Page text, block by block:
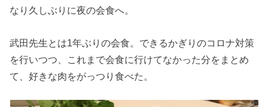
なり久しぶりに夜の会食へ。
武田先生とは1年ぶりの会食。できるかぎりのコロナ対策
を行いつつ、これまで会食に行けてなかった分をまとめ
て、好きな肉をがっつり食べた。